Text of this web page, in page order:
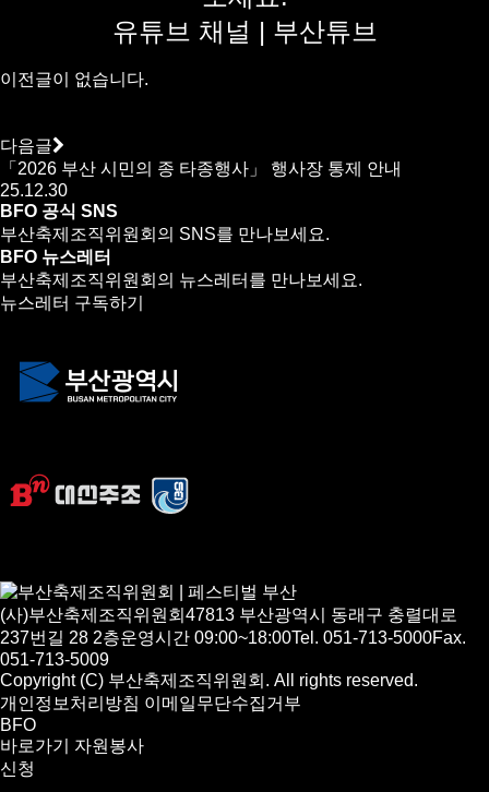
유튜브 채널 | 부산튜브
이전글이 없습니다.
다음글
「2026 부산 시민의 종 타종행사」 행사장 통제 안내
25.12.30
BFO 공식 SNS
부산축제조직위원회의 SNS를 만나보세요.
BFO 뉴스레터
부산축제조직위원회의 뉴스레터를 만나보세요.
뉴스레터 구독하기
(사)부산축제조직위원회 47813 부산광역시 동래구 충렬대로
237번길 28 2층운영시간 09:00~18:00Tel. 051-713-5000Fax.
051-713-5009
Copyright (C) 부산축제조직위원회. All rights reserved.
개인정보처리방침 이메일무단수집거부
BFO
바로가기
자원봉사
신청